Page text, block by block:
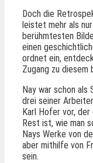
Doch die
leistet mehr als
berühmtesten
einen
ordnet ein,
Zugang zu diesem
Nay war schon
drei seiner
Karl Hofer vor,
Rest ist, wie man
Nays Werke von
aber mithilfe von
sein.